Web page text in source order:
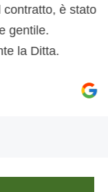
è stato
Ditta.